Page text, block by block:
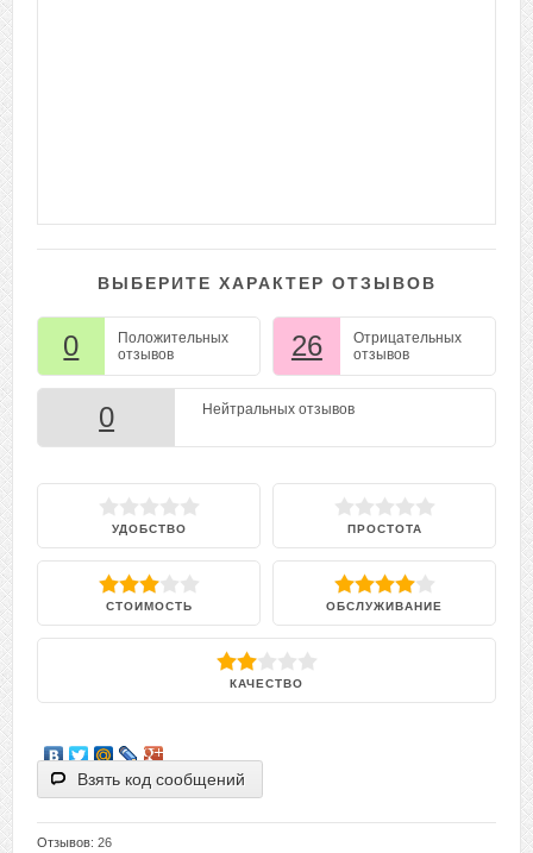
ВЫБЕРИТЕ ХАРАКТЕР ОТЗЫВОВ
0
Положительных
отзывов
26
Отрицательных
отзывов
0 Нейтральных отзывов
УДОБСТВО ПРОСТОТА
СТОИМОСТЬ ОБСЛУЖИВАНИЕ
КАЧЕСТВО
Взять код сообщений
Отзывов: 26